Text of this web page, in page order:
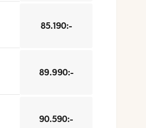
85.190:-
89.990:-
90.590:-